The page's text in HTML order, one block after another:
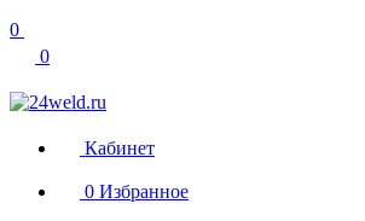
0
0
Кабинет
0 Избранное